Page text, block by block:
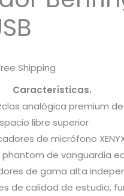
Shipping
Características.
analógica premium
libre superior
de micrófono
de vanguardia
de gama alta
de calidad de estudio,